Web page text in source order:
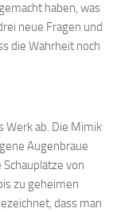
haben, was
neue Fragen und
die Wahrheit noch
Werk ab. Die Mimik
Augenbraue
von
zu geheimen
dass man